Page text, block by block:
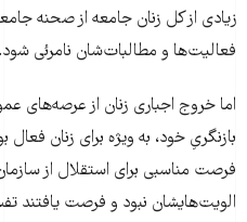
زیادی از کل زنان جامعه از صحنه
فعالیت‌ها و مطالبات‌شان نامرئی شود.
اما خروج اجباری زنان از عرصه‌‌های
بازنگریِ خود، به ویژه برای زنان فعال
فرصت مناسبی برای استقلال از
الویت‌هایشان نبود و فرصت‌ یافتند